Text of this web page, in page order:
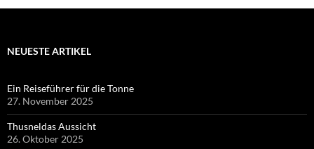
NEUESTE ARTIKEL
Ein Reiseführer für die Tonne
27. November 2025
Thusneldas Aussicht
26. Oktober 2025